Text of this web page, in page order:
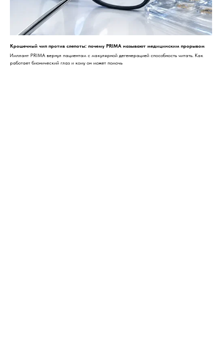
Крошечный чип против слепоты: почему PRIMA называют медицинским прорывом
Имплант PRIMA вернул пациентам с макулярной дегенерацией способность читать. Как
работает бионический глаз и кому он может помочь